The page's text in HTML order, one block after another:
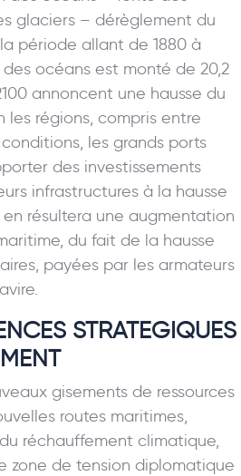
glaciers – dérèglement du
période allant de 1880 à
océans est monté de 20,2
annoncent une hausse du
les régions, compris entre
les grands ports
des investissements
infrastructures à la hausse
résultera une augmentation
du fait de la hausse
payées par les armateurs
STRATEGIQUES
gisements de ressources
routes maritimes,
réchauffement climatique,
zone de tension diplomatique